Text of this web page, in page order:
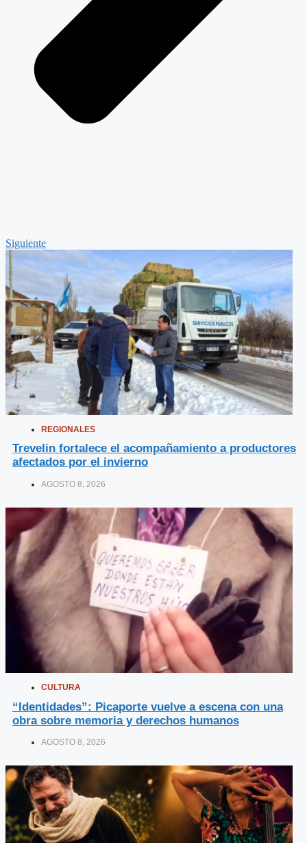
Siguiente
REGIONALES
Trevelin fortalece el acompañamiento a productores
afectados por el invierno
AGOSTO 8, 2026
CULTURA
“Identidades”: Picaporte vuelve a escena con una
obra sobre memoria y derechos humanos
AGOSTO 8, 2026